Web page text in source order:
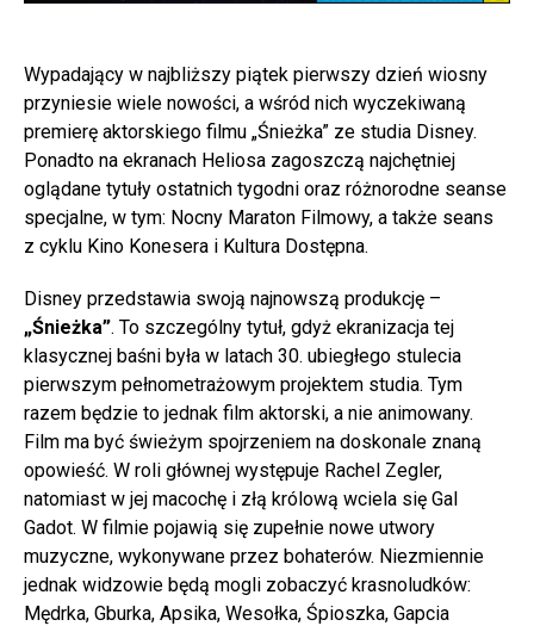
Wypadający w najbliższy piątek pierwszy dzień wiosny
przyniesie wiele nowości, a wśród nich wyczekiwaną
premierę aktorskiego filmu „Śnieżka” ze studia Disney.
Ponadto na ekranach Heliosa zagoszczą najchętniej
oglądane tytuły ostatnich tygodni oraz różnorodne seanse
specjalne, w tym: Nocny Maraton Filmowy, a także seans
z cyklu Kino Konesera i Kultura Dostępna.
Disney przedstawia swoją najnowszą produkcję –
„Śnieżka”. To szczególny tytuł, gdyż ekranizacja tej
klasycznej baśni była w latach 30. ubiegłego stulecia
pierwszym pełnometrażowym projektem studia. Tym
razem będzie to jednak film aktorski, a nie animowany.
Film ma być świeżym spojrzeniem na doskonale znaną
opowieść. W roli głównej występuje Rachel Zegler,
natomiast w jej macochę i złą królową wciela się Gal
Gadot. W filmie pojawią się zupełnie nowe utwory
muzyczne, wykonywane przez bohaterów. Niezmiennie
jednak widzowie będą mogli zobaczyć krasnoludków:
Mędrka, Gburka, Apsika, Wesołka, Śpioszka, Gapcia